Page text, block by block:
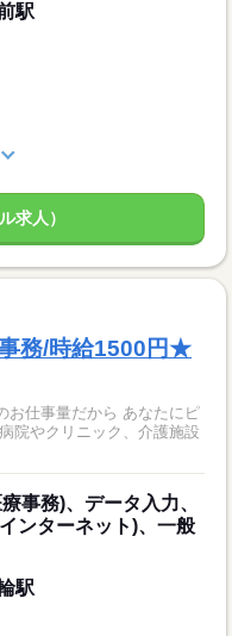
駅
求人）
務/時給1500円★
お仕事量だから あなたにピ
院やクリニック、介護施設
事務)、データ入力、
ンターネット)、一般
駅